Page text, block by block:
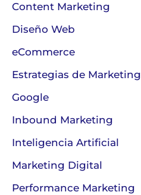
Content Marketing
Diseño Web
eCommerce
Estrategias de Marketing
Google
Inbound Marketing
Inteligencia Artificial
Marketing Digital
Performance Marketing